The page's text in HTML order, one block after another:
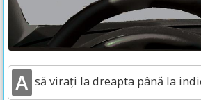
A să virați la dreapta până la